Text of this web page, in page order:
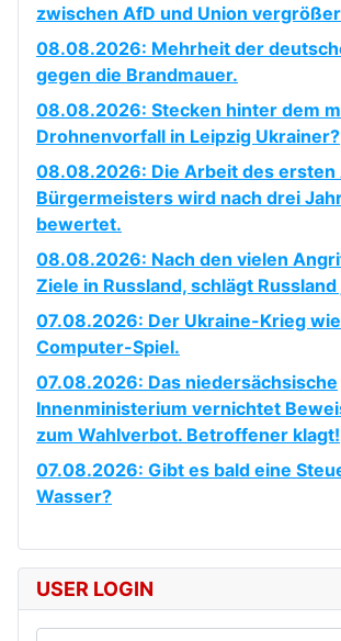
zwischen AfD und Union
08.08.2026: Mehrheit der
gegen die Brandmauer.
08.08.2026: Stecken hinter dem
Drohnenvorfall in Leipzig Ukrainer?
08.08.2026: Die Arbeit des ersten
Bürgermeisters wird nach drei
bewertet.
08.08.2026: Nach den vielen
Ziele in Russland, schlägt
07.08.2026: Der Ukraine-Krieg
Computer-Spiel.
07.08.2026: Das niedersächsische
Innenministerium vernichtet
zum Wahlverbot. Betroffener klagt!
07.08.2026: Gibt es bald eine
Wasser?
USER LOGIN